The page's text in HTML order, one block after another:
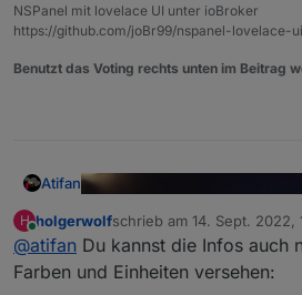
NSPanel mit lovelace UI unter ioBroker
https://github.com/joBr99/nspanel-lovelace-
Benutzt das Voting rechts unten im Beitrag
Atifan
H
Online
holgerwolfschrieb am 14. Sept. 2022,
zuletzt editiert von
@atifan Du kannst die Infos auch
Farben und Einheiten versehen: